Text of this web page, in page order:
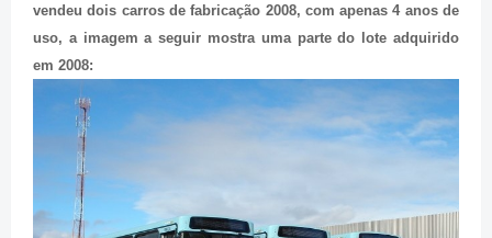
vendeu dois carros de fabricação 2008, com apenas 4 anos de
uso, a imagem a seguir mostra uma parte do lote adquirido
em 2008: